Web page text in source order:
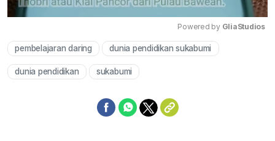
Powered by GliaStudios
pembelajaran daring dunia pendidikan sukabumi
dunia pendidikan sukabumi